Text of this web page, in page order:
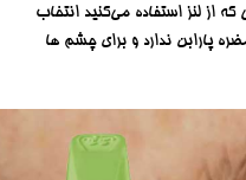
لنز استفاده می‌کنید انتخاب
پارابن ندارد و برای چشم ها